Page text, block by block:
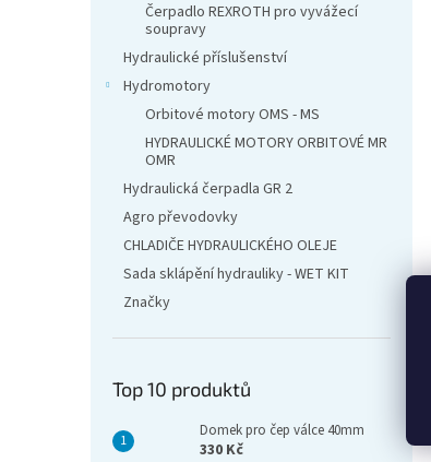
Čerpadlo REXROTH pro vyvážecí
soupravy
Hydraulické příslušenství
Hydromotory
Orbitové motory OMS - MS
HYDRAULICKÉ MOTORY ORBITOVÉ MR
OMR
Hydraulická čerpadla GR 2
Agro převodovky
CHLADIČE HYDRAULICKÉHO OLEJE
Sada sklápění hydrauliky - WET KIT
Značky
Top 10 produktů
Domek pro čep válce 40mm
330 Kč